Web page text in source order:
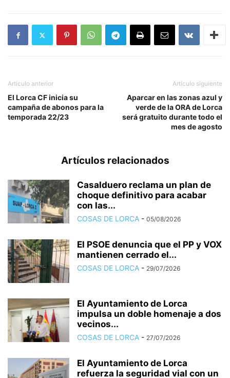
Artículo anterior
El Lorca CF inicia su
campaña de abonos para la
temporada 22/23
Artículo siguiente
Aparcar en las zonas azul y
verde de la ORA de Lorca
será gratuito durante todo el
mes de agosto
Artículos relacionados
Casalduero reclama un plan de
choque definitivo para acabar
con las...
COSAS DE LORCA - 05/08/2026
El PSOE denuncia que el PP y VOX
mantienen cerrado el...
COSAS DE LORCA - 29/07/2026
El Ayuntamiento de Lorca
impulsa un doble homenaje a dos
vecinos...
COSAS DE LORCA - 27/07/2026
El Ayuntamiento de Lorca
refuerza la seguridad vial con un